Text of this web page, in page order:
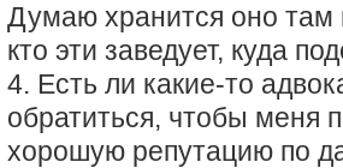
Думаю хранится оно там
кто эти заведует, куда
4. Есть ли какие-то
обратиться, чтобы меня
хорошую репутацию по